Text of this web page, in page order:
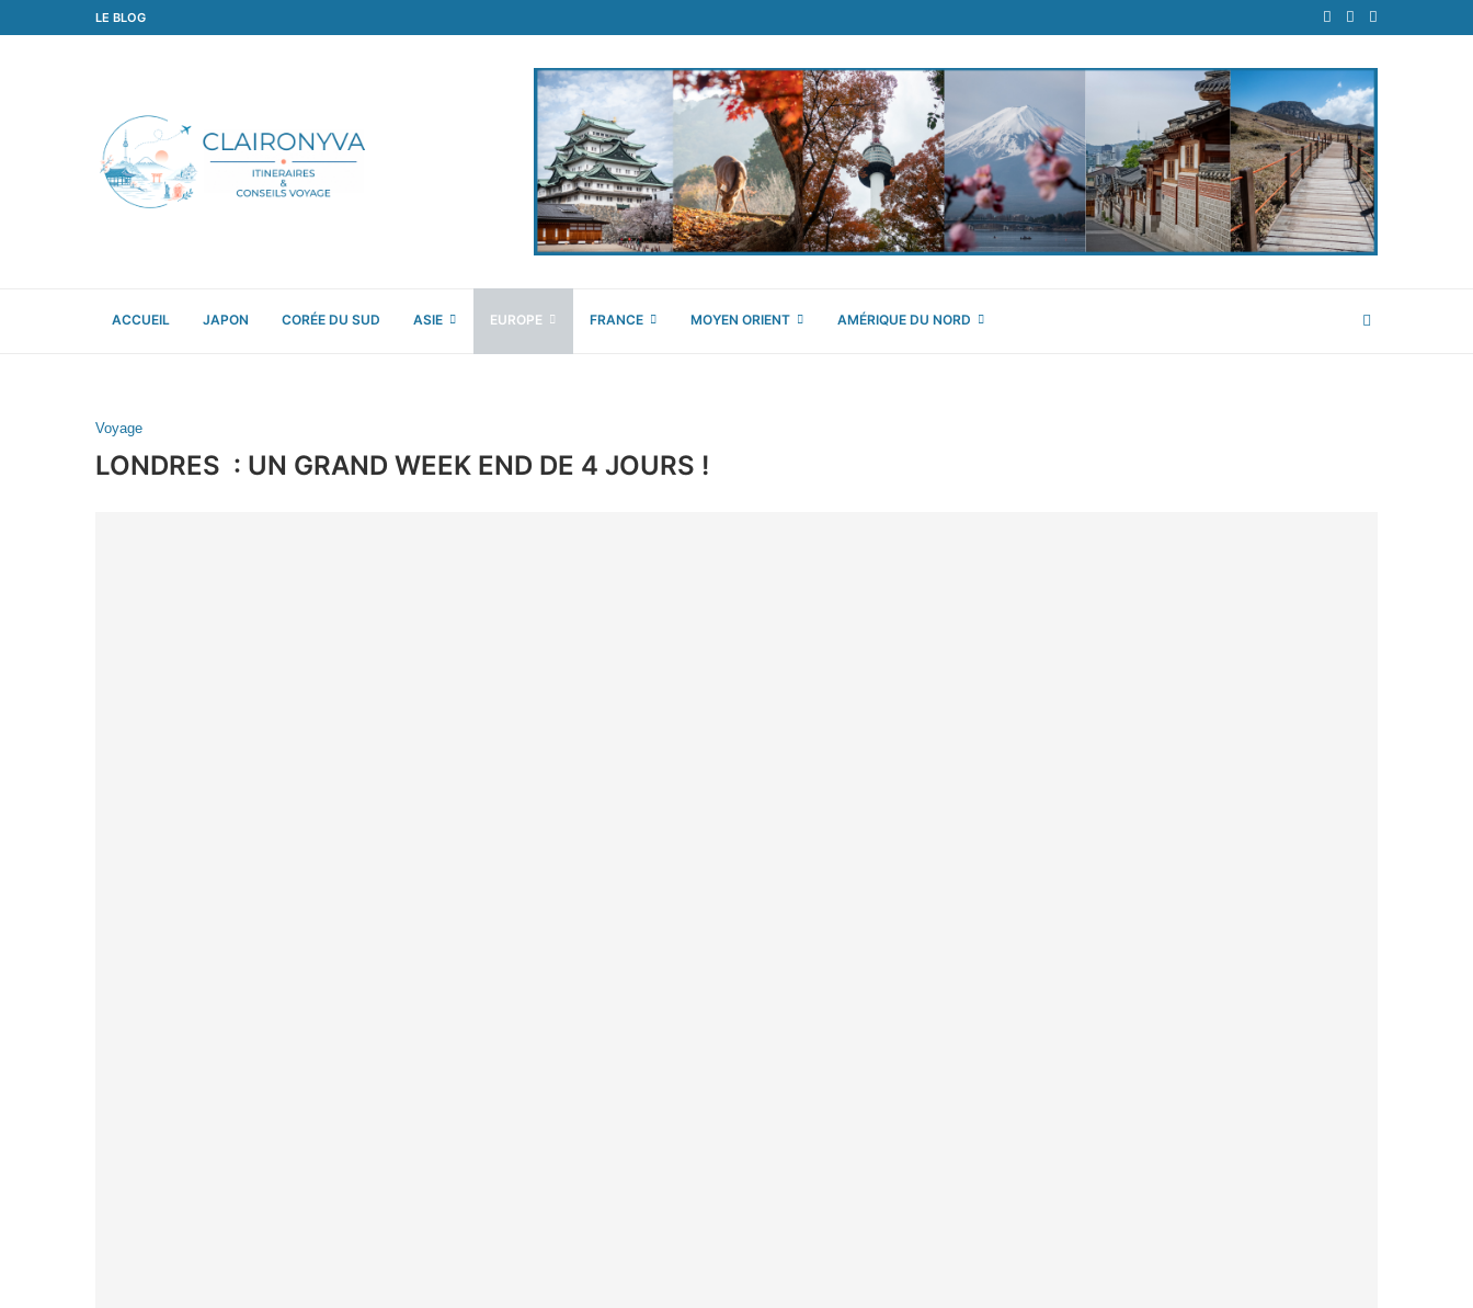
LE BLOG
ACCUEIL JAPON CORÉE DU SUD ASIE EUROPE FRANCE MOYEN ORIENT AMÉRIQUE DU NORD
Voyage
LONDRES : UN GRAND WEEK END DE 4 JOURS !